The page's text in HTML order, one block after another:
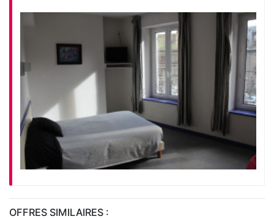
OFFRES SIMILAIRES :